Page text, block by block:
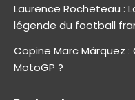
Laurence Rocheteau :
légende du football
Copine Marc Márquez
MotoGP ?